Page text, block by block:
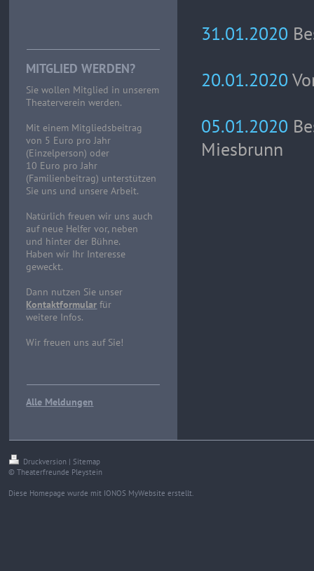
MITGLIED WERDEN?
Sie wollen Mitglied in unserem
Theaterverein werden.
Mit einem Mitgliedsbeitrag
von 5 Euro pro Jahr
(Einzelperson) oder
10 Euro pro Jahr
(Familienbeitrag) unterstützen
Sie uns und unsere Arbeit.
Natürlich freuen wir uns auch
auf neue Helfer vor, neben
und hinter der Bühne.
Haben wir Ihr Interesse
geweckt.
Dann nutzen Sie unser
Kontaktformular für
weitere Infos.
Wir freuen uns auf Sie!
Alle Meldungen
31.01.2020
20.01.2020
05.01.2020
Miesbrunn
Druckversion | Sitemap
© Theaterfreunde Pleystein
Diese Homepage wurde mit IONOS MyWebsite erstellt.